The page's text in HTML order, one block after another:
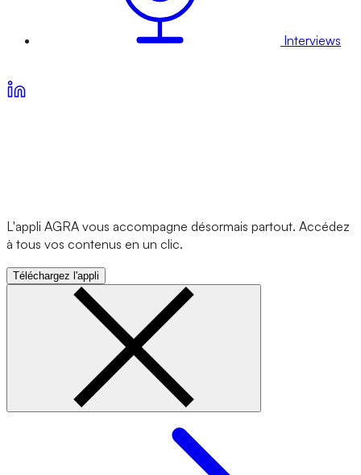
Interviews
L'appli AGRA vous accompagne désormais partout. Accédez
à tous vos contenus en un clic.
Téléchargez l'appli